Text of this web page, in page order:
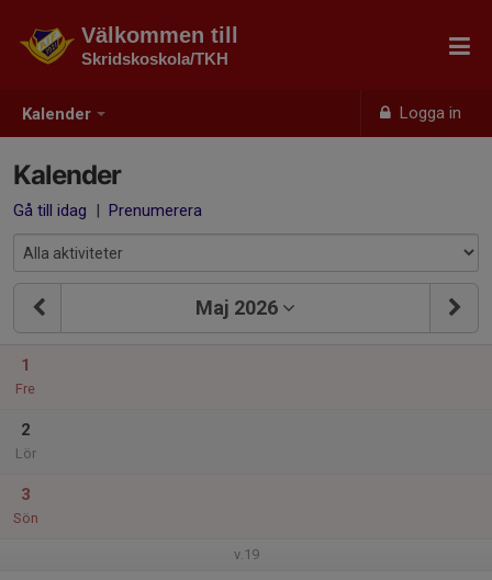
Kalender Logga in
Välkommen till
Skridskoskola/TKH
Kalender
Gå till idag | Prenumerera
Maj 2026
1
Fre
2
Lör
3
Sön
v.19